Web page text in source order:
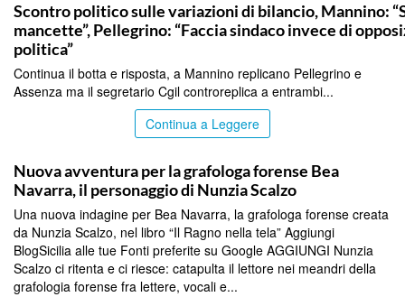
Scontro politico sulle variazioni di bilancio, Mannino:
mancette”, Pellegrino: “Faccia sindaco invece di
politica”
Continua il botta e risposta, a Mannino replicano Pellegrino e
Assenza ma il segretario Cgil controreplica a entrambi...
Continua a Leggere
Nuova avventura per la grafologa forense Bea
Navarra, il personaggio di Nunzia Scalzo
Una nuova indagine per Bea Navarra, la grafologa forense creata
da Nunzia Scalzo, nel libro “Il Ragno nella tela” Aggiungi
BlogSicilia alle tue Fonti preferite su Google AGGIUNGI Nunzia
Scalzo ci ritenta e ci riesce: catapulta il lettore nei meandri della
grafologia forense fra lettere, vocali e...